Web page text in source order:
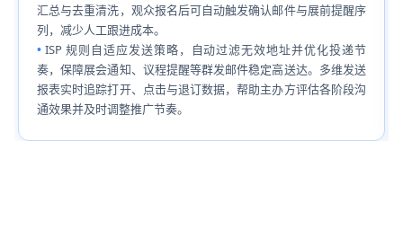
汇总与去重清洗，观众报名后可自动触发确认邮件与展前提醒序
列，减少人工跟进成本。
ISP 规则自适应发送策略，自动过滤无效地址并优化投递节
奏，保障展会通知、议程提醒等群发邮件稳定高送达。多维发送
报表实时追踪打开、点击与退订数据，帮助主办方评估各阶段沟
通效果并及时调整推广节奏。